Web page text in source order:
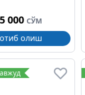
000 СЎМ
олиш